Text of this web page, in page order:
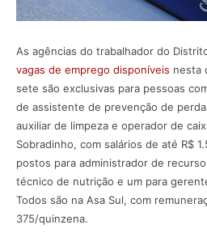
As agências do trabalhador do
vagas de emprego disponíveis nesta
sete são exclusivas para pessoas
de assistente de prevenção de
auxiliar de limpeza e operador de
Sobradinho, com salários de até R$
postos para administrador de
técnico de nutrição e um para
Todos são na Asa Sul, com
375/quinzena.